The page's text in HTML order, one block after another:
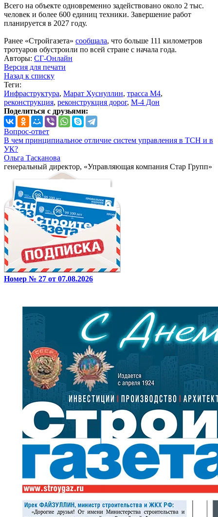
Всего на объекте одновременно задействовано около 2 тыс.
человек и более 600 единиц техники. Завершение работ
планируется в 2027 году.
Ранее «Стройгазета» сообщала, что больше 111 километров
тротуаров обустроили по всей стране с начала года.
Авторы: СГ-Онлайн
Версия для печати
Назад к списку
Теги:
Инфраструктура, Марат Хуснуллин, трасса М4,
реконструкция, реконструкция дорог, М-4 Дон
Поделиться с друзьями:
Вопрос-ответ
В чем принципиальное отличие систем управления в ТСН и в
УК?
Ольга Тасканова
генеральный директор, «Управляющая компания Стар Групп»
Номер № 27 от 07.08.2026